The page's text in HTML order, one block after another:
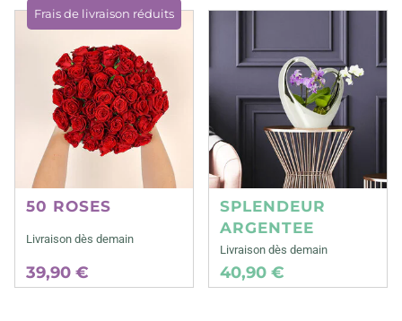
Frais de livraison réduits
50 ROSES
Livraison dès demain
39,90 €
SPLENDEUR
ARGENTEE
Livraison dès demain
40,90 €